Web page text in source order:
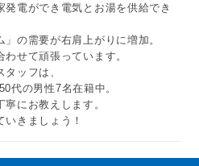
発電ができ電気とお湯を供給でき
」の需要が右肩上がりに増加。
わせて頑張っています。
ッフは、
代の男性7名在籍中。
にお教えします。
きましょう！